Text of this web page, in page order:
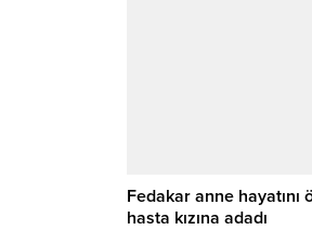
Fedakar anne
hasta kızına adadı